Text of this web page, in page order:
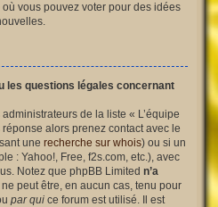
vous pouvez voter pour des idées
les questions légales concernant
de la liste « L’équipe
alors prenez contact avec le
une recherche sur whois) ou si un
: Yahoo!, Free, f2s.com, etc.), avec
Notez que phpBB Limited n’a
ne peut être, en aucun cas, tenu pour
par qui ce forum est utilisé. Il est